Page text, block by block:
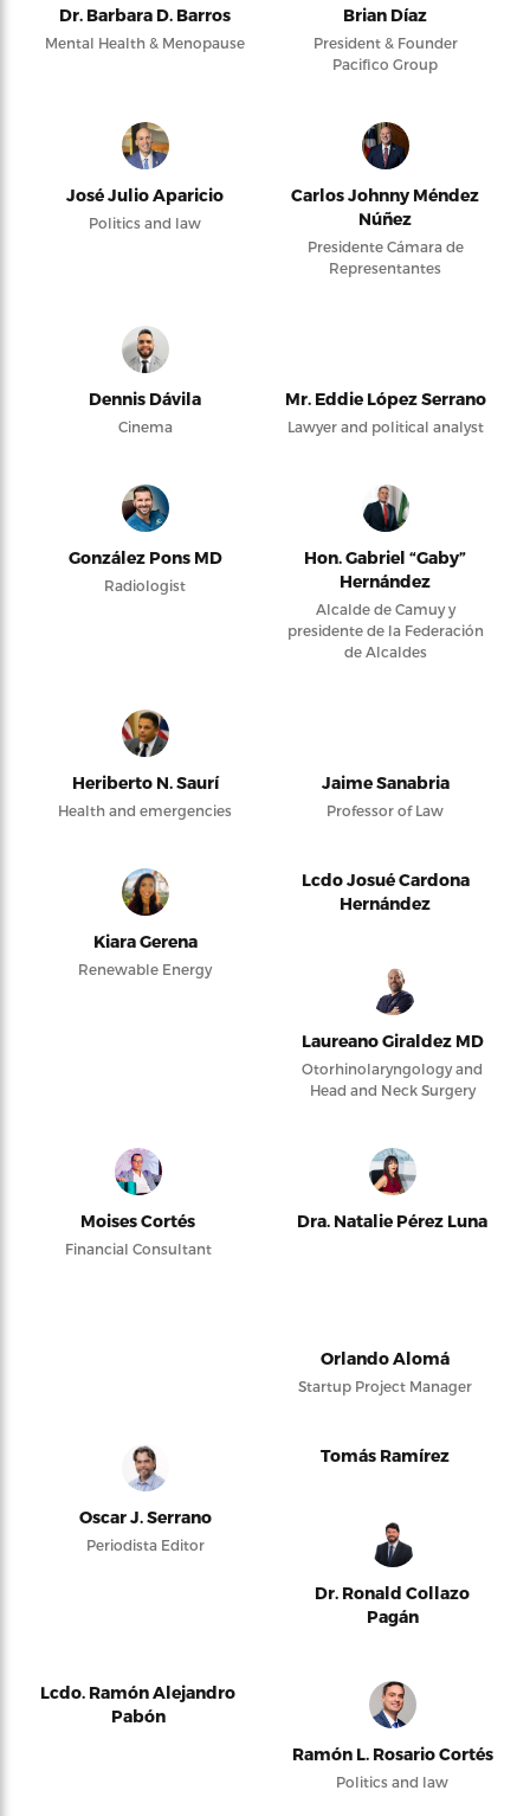
Dr. Barbara D. Barros
Mental Health & Menopause
Brian Díaz
President & Founder
Pacifico Group
José Julio Aparicio
Politics and law
Carlos Johnny Méndez
Núñez
Presidente Cámara de
Representantes
Dennis Dávila
Cinema
Mr. Eddie López Serrano
Lawyer and political analyst
González Pons MD
Radiologist
Hon. Gabriel “Gaby”
Hernández
Alcalde de Camuy y
presidente de la Federación
de Alcaldes
Heriberto N. Saurí
Health and emergencies
Jaime Sanabria
Professor of Law
Kiara Gerena
Renewable Energy
Lcdo Josué Cardona
Hernández
Laureano Giraldez MD
Otorhinolaryngology and
Head and Neck Surgery
Moises Cortés
Financial Consultant
Dra. Natalie Pérez Luna
Orlando Alomá
Startup Project Manager
Oscar J. Serrano
Periodista Editor
Tomás Ramírez
Dr. Ronald Collazo
Pagán
Lcdo. Ramón Alejandro
Pabón
Ramón L. Rosario Cortés
Politics and law